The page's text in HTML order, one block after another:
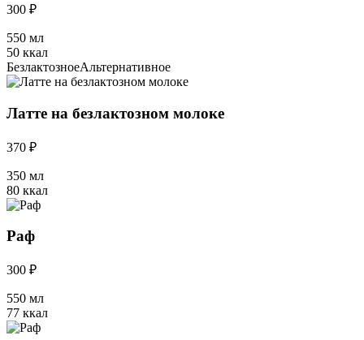
300 ₽
550 мл
50 ккал
БезлактозноеАльтернативное
Латте на безлактозном молоке
370 ₽
350 мл
80 ккал
Раф
300 ₽
550 мл
77 ккал